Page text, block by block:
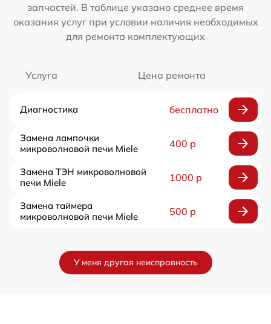
запчастей. В таблице указано среднее время
оказания услуг при условии наличия необходимых
для ремонта комплектующих
Услуга Цена ремонта
Диагностика бесплатно
Замена лампочки
микроволновой печи Miele
400 р
Замена ТЭН микроволновой
печи Miele
1000 р
Замена таймера
микроволновой печи Miele
500 р
У меня другая неисправность